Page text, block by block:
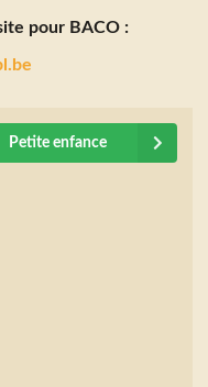
pour BACO :
Petite enfance